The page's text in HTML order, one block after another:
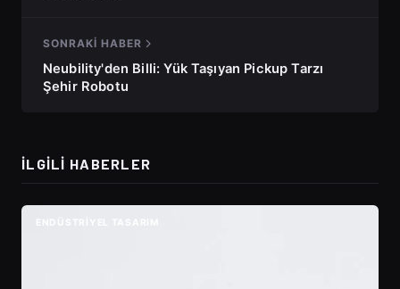
SONRAKI HABER
Neubility'den Billi: Yük Taşıyan Pickup Tarzı
Şehir Robotu
İLGILI HABERLER
ENDÜSTRIYEL TASARIM